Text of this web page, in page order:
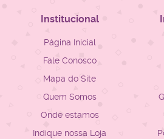
Institucional
Página Inicial
Fale Conosco
Mapa do Site
Quem Somos
Onde estamos
Indique nossa Loja